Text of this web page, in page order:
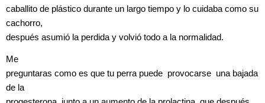
caballito de plástico durante un largo tiempo y lo cuidaba como su
cachorro,
después asumió la perdida y volvió todo a la normalidad.
Me
preguntaras como es que tu perra puede provocarse una bajada
de la